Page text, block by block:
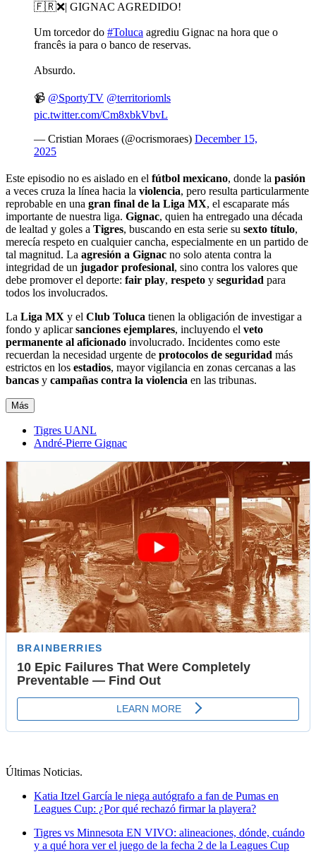
🇫🇷❌| GIGNAC AGREDIDO!
Um torcedor do #Toluca agrediu Gignac na hora que o
francês ia para o banco de reservas.
Absurdo.
📹 @SportyTV @territoriomls
pic.twitter.com/Cm8xbkVbvL
— Cristian Moraes (@ocrismoraes) December 15,
2025
Este episodio no es aislado en el fútbol mexicano, donde la pasión
a veces cruza la línea hacia la violencia, pero resulta particularmente
reprobable en una gran final de la Liga MX, el escaparate más
importante de nuestra liga. Gignac, quien ha entregado una década
de lealtad y goles a Tigres, buscando en esta serie su sexto título,
merecía respeto en cualquier cancha, especialmente en un partido de
tal magnitud. La agresión a Gignac no solo atenta contra la
integridad de un jugador profesional, sino contra los valores que
debe promover el deporte: fair play, respeto y seguridad para
todos los involucrados.
La Liga MX y el Club Toluca tienen la obligación de investigar a
fondo y aplicarsanciones ejemplares, incluyendo el veto
permanente al aficionado involucrado. Incidentes como este
recuerdan la necesidad urgente de protocolos de seguridad más
estrictos en los estadios, mayor vigilancia en zonas cercanas a las
bancas y campañas contra la violencia en las tribunas.
Más
Tigres UANL
André-Pierre Gignac
Últimas Noticias.
Katia Itzel García le niega autógrafo a fan de Pumas en
Leagues Cup: ¿Por qué rechazó firmar la playera?
Tigres vs Minnesota EN VIVO: alineaciones, dónde, cuándo
y a qué hora ver el juego de la fecha 2 de la Leagues Cup